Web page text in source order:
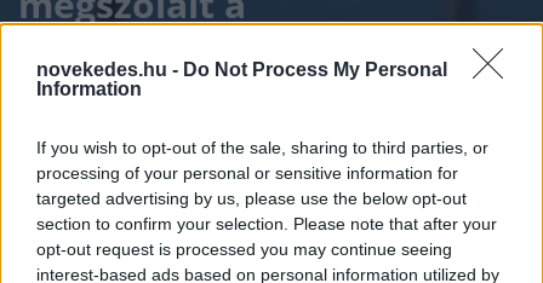
novekedes.hu - Do Not Process My Personal
Information
If you wish to opt-out of the sale, sharing to third parties, or
processing of your personal or sensitive information for
targeted advertising by us, please use the below opt-out
section to confirm your selection. Please note that after your
opt-out request is processed you may continue seeing
interest-based ads based on personal information utilized by